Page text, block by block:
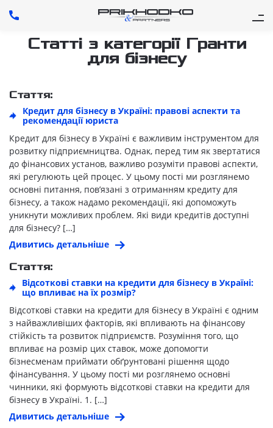
Статті з категорії Гранти
для бізнесу
Стаття:
Кредит для бізнесу в Україні: правові аспекти та
рекомендації юриста
Кредит для бізнесу в Україні є важливим інструментом для
розвитку підприємництва. Однак, перед тим як звертатися
до фінансових установ, важливо розуміти правові аспекти,
які регулюють цей процес. У цьому пості ми розглянемо
основні питання, пов’язані з отриманням кредиту для
бізнесу, а також надамо рекомендації, які допоможуть
уникнути можливих проблем. Які види кредитів доступні
для бізнесу? […]
Дивитись детальніше
Стаття:
Відсоткові ставки на кредити для бізнесу в Україні:
що впливає на їх розмір?
Відсоткові ставки на кредити для бізнесу в Україні є одним
з найважливіших факторів, які впливають на фінансову
стійкість та розвиток підприємств. Розуміння того, що
впливає на розмір цих ставок, може допомогти
бізнесменам приймати обґрунтовані рішення щодо
фінансування. У цьому пості ми розглянемо основні
чинники, які формують відсоткові ставки на кредити для
бізнесу в Україні. 1. […]
Дивитись детальніше